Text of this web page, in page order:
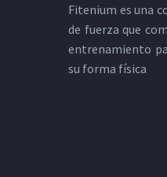
Fitenium es una
de fuerza que
entrenamiento
su forma física